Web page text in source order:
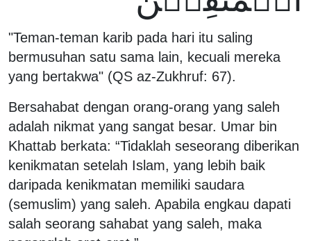
"Teman-teman karib pada hari itu saling
bermusuhan satu sama lain, kecuali mereka
yang bertakwa" (QS az-Zukhruf: 67).
Bersahabat dengan orang-orang yang saleh
adalah nikmat yang sangat besar. Umar bin
Khattab berkata: “Tidaklah seseorang diberikan
kenikmatan setelah Islam, yang lebih baik
daripada kenikmatan memiliki saudara
(semuslim) yang saleh. Apabila engkau dapati
salah seorang sahabat yang saleh, maka